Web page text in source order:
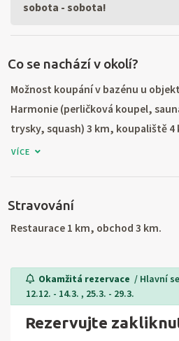
sobota - sobota!
Co se nachází v okolí?
Možnost koupání v bazénu u
Harmonie (perličková koupel,
trysky, squash) 3 km, koupaliště 4
Hostýnem (minigolf, volejbal).
půjčovna dětských sněžných
zasněžování, noční lyžování),
vrchů. Výlety na Sv. Hostýn
kaple s vývěrem zázračně léčivé
Holešova (zámek, synagoga),
UNESCO, muzeum Maxe
VÍCE
Stravování
Restaurace 1 km, obchod 3 km.
Okamžitá rezervace / Hlavní
12.12. - 14.3. , 25.3. - 29.3.
Rezervujte